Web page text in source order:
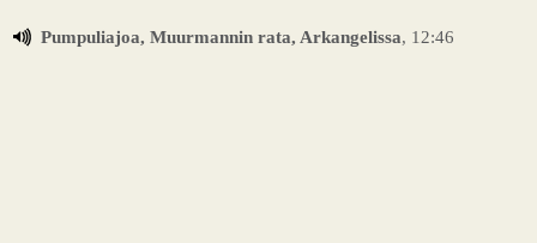
Pumpuliajoa, Muurmannin rata, Arkangelissa, 12:46